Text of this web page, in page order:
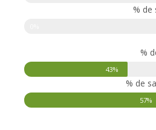
% de
%
43%
% de
57%